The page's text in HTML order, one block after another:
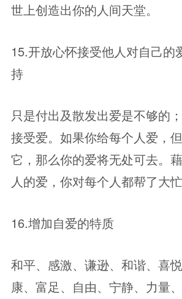
世上创造出你的人间天堂。
15.开放心怀接受他人对自己的
持
只是付出及散发出爱是不够的
接受爱。如果你给每个人爱，
它，那么你的爱将无处可去。
人的爱，你对每个人都帮了大忙
16.增加自爱的特质
和平、感激、谦逊、和谐、喜
康、富足、自由、宁静、力量、